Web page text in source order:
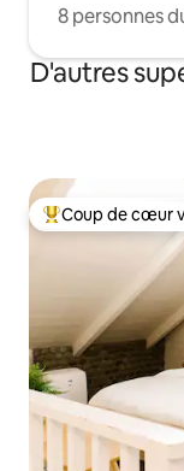
8 personnes
D'autres
Coup de cœur
Coup de cœur